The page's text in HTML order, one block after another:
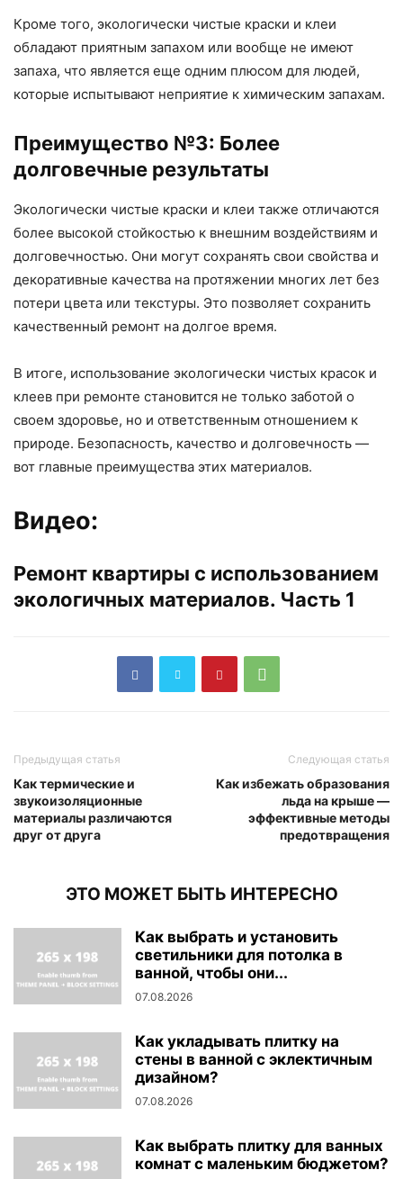
Кроме того, экологически чистые краски и клеи
обладают приятным запахом или вообще не имеют
запаха, что является еще одним плюсом для людей,
которые испытывают неприятие к химическим запахам.
Преимущество №3: Более
долговечные результаты
Экологически чистые краски и клеи также отличаются
более высокой стойкостью к внешним воздействиям и
долговечностью. Они могут сохранять свои свойства и
декоративные качества на протяжении многих лет без
потери цвета или текстуры. Это позволяет сохранить
качественный ремонт на долгое время.
В итоге, использование экологически чистых красок и
клеев при ремонте становится не только заботой о
своем здоровье, но и ответственным отношением к
природе. Безопасность, качество и долговечность —
вот главные преимущества этих материалов.
Видео:
Ремонт квартиры с использованием
экологичных материалов. Часть 1
Предыдущая статья
Как термические и
звукоизоляционные
материалы различаются
друг от друга
Следующая статья
Как избежать образования
льда на крыше —
эффективные методы
предотвращения
ЭТО МОЖЕТ БЫТЬ ИНТЕРЕСНО
Как выбрать и установить
светильники для потолка в
ванной, чтобы они...
07.08.2026
Как укладывать плитку на
стены в ванной с эклектичным
дизайном?
07.08.2026
Как выбрать плитку для ванных
комнат с маленьким бюджетом?